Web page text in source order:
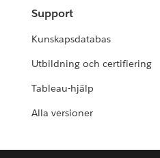
Support
Kunskapsdatabas
Utbildning och certifiering
Tableau-hjälp
Alla versioner